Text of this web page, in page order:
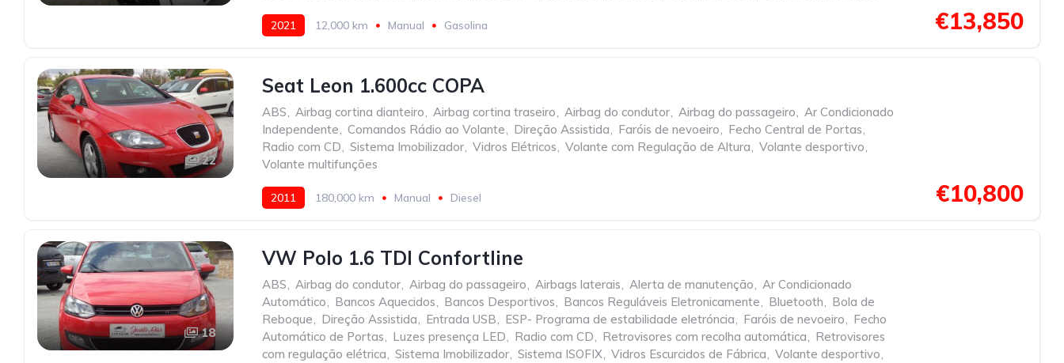
2021 12,000 km Manual Gasolina €13,850
22
Seat Leon 1.600cc COPA
ABS, Airbag cortina dianteiro, Airbag cortina traseiro, Airbag do condutor, Airbag do passageiro, Ar Condicionado
Independente, Comandos Rádio ao Volante, Direção Assistida, Faróis de nevoeiro, Fecho Central de Portas,
Radio com CD, Sistema Imobilizador, Vidros Elétricos, Volante com Regulação de Altura, Volante desportivo,
Volante multifunções
2011 180,000 km Manual Diesel €10,800
18
VW Polo 1.6 TDI Confortline
ABS, Airbag do condutor, Airbag do passageiro, Airbags laterais, Alerta de manutenção, Ar Condicionado
Automático, Bancos Aquecidos, Bancos Desportivos, Bancos Reguláveis Eletronicamente, Bluetooth, Bola de
Reboque, Direção Assistida, Entrada USB, ESP- Programa de estabilidade eletróncia, Faróis de nevoeiro, Fecho
Automático de Portas, Luzes presença LED, Radio com CD, Retrovisores com recolha automática, Retrovisores
com regulação elétrica, Sistema Imobilizador, Sistema ISOFIX, Vidros Escurcidos de Fábrica, Volante desportivo,